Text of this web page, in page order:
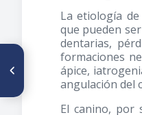
La etiología
que pueden
dentarias,
formaciones
ápice,
angulación del
El canino, por
ARTÍCULO ANTERIOR
Anquiloglosia y lactancia
materna: Revisión de la
literatura